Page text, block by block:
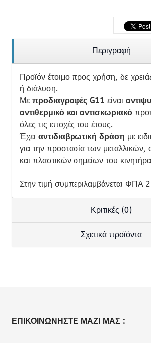
Περιγραφή
Προϊόν έτοιμο προς χρήση, δε
ή διάλυση.
Με προδιαγραφές G11 είναι
αντιθερμικό και αντισκωριακό
όλες τις εποχές του έτους.
Έχει αντιδιαβρωτική δράση με
για την προστασία των μεταλλικών,
και πλαστικών σημείων του
Στην τιμή συμπεριλαμβάνεται ΦΠΑ
Κριτικές (0)
Σχετικά προϊόντα
ΕΠΙΚΟΙΝΩΝΉΣΤΕ ΜΑΖΊ ΜΑΣ :